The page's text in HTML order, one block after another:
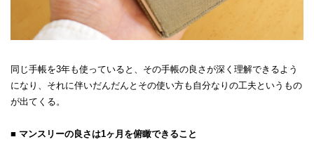
同じ手帳を3年も使っていると、その手帳の良さが深く理解できるよう
になり、それに伴いだんだんとその使い方も自分なりの工夫というもの
が出てくる。
■ マンスリーの良さは1ヶ月を俯瞰できること